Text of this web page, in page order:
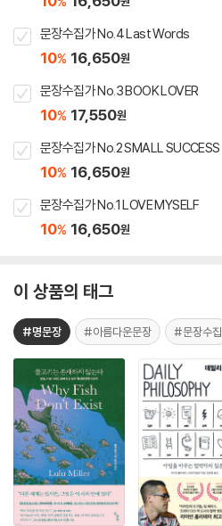
문장수집가 No.4 Last Words
10% 16,650원
문장수집가 No.3 BOOK LOVER
10% 17,550원
문장수집가 No.2 SMALL SUCCESS
10% 16,650원
문장수집가 No.1 LOVE MYSELF
10% 16,650원
이 상품의 태그
#명문장 #아름다운문장 #문장수집